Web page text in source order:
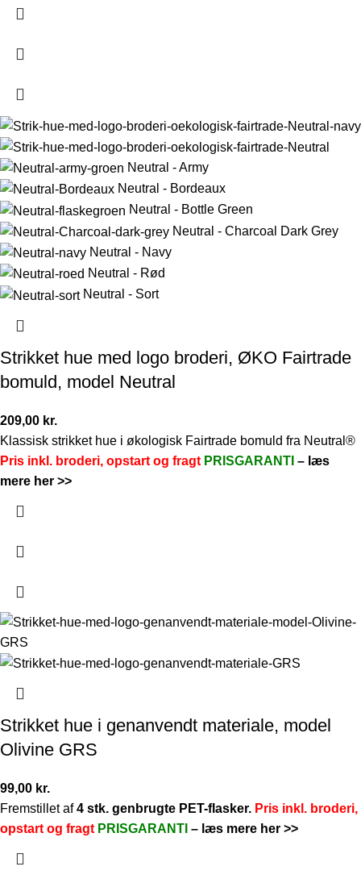
Neutral - Army
Neutral - Bordeaux
Neutral - Bottle Green
Neutral - Charcoal Dark Grey
Neutral - Navy
Neutral - Rød
Neutral - Sort
Strikket hue med logo broderi, ØKO Fairtrade
bomuld, model Neutral
209,00 kr.
Klassisk strikket hue i økologisk Fairtrade bomuld fra Neutral®
Pris inkl. broderi, opstart og fragt PRISGARANTI – læs
mere her >>
Strikket hue i genanvendt materiale, model
Olivine GRS
99,00 kr.
Fremstillet af4 stk. genbrugte PET-flasker. Pris inkl. broderi,
opstart og fragt PRISGARANTI – læs mere her >>